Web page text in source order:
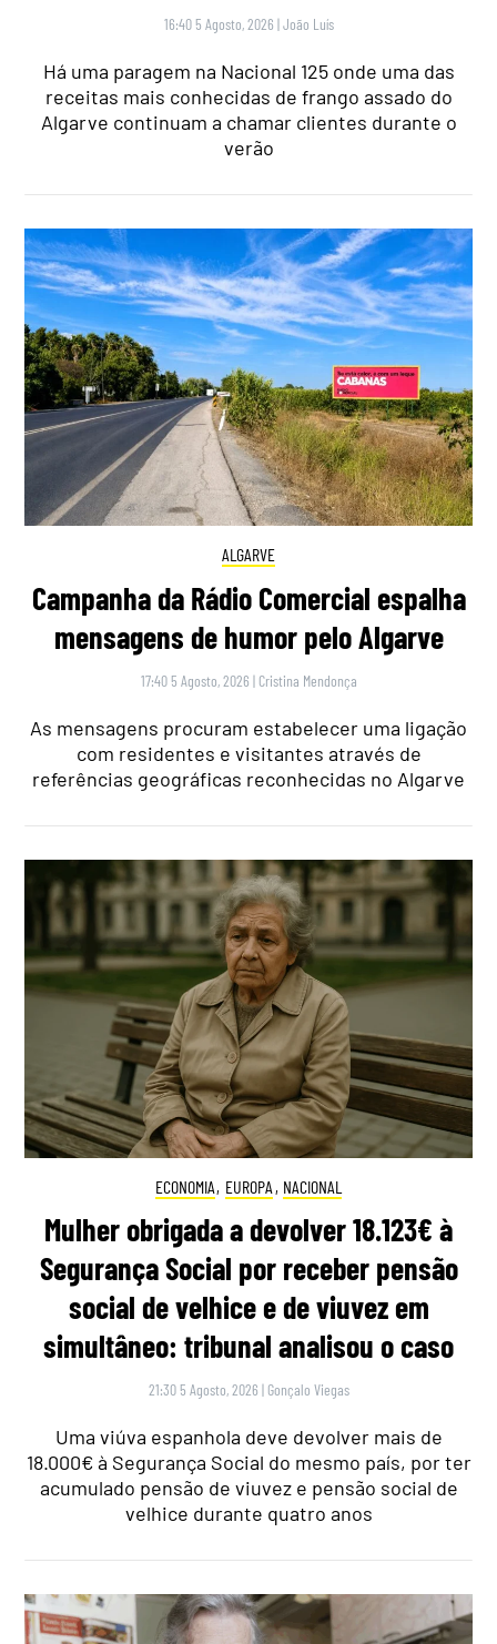
16:40 5 Agosto, 2026 |João Luís
Há uma paragem na Nacional 125 onde uma das
receitas mais conhecidas de frango assado do
Algarve continuam a chamar clientes durante o
verão
ALGARVE
Campanha da Rádio Comercial espalha
mensagens de humor pelo Algarve
17:40 5 Agosto, 2026 | Cristina Mendonça
As mensagens procuram estabelecer uma ligação
com residentes e visitantes através de
referências geográficas reconhecidas no Algarve
ECONOMIA, EUROPA , NACIONAL
Mulher obrigada a devolver 18.123€ à
Segurança Social por receber pensão
social de velhice e de viuvez em
simultâneo: tribunal analisou o caso
21:30 5 Agosto, 2026 | Gonçalo Viegas
Uma viúva espanhola deve devolver mais de
18.000€ à Segurança Social do mesmo país, por ter
acumulado pensão de viuvez e pensão social de
velhice durante quatro anos